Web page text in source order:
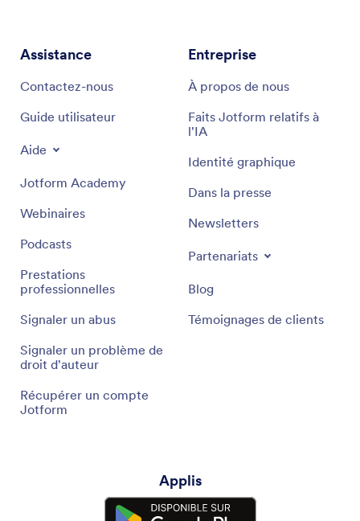
Assistance
Contactez-nous
Guide utilisateur
Aide
Jotform Academy
Webinaires
Podcasts
Prestations
professionnelles
Signaler un abus
Signaler un problème de
droit d'auteur
Récupérer un compte
Jotform
Entreprise
À propos de nous
Faits Jotform relatifs à
l'IA
Identité graphique
Dans la presse
Newsletters
Partenariats
Blog
Témoignages de clients
Applis